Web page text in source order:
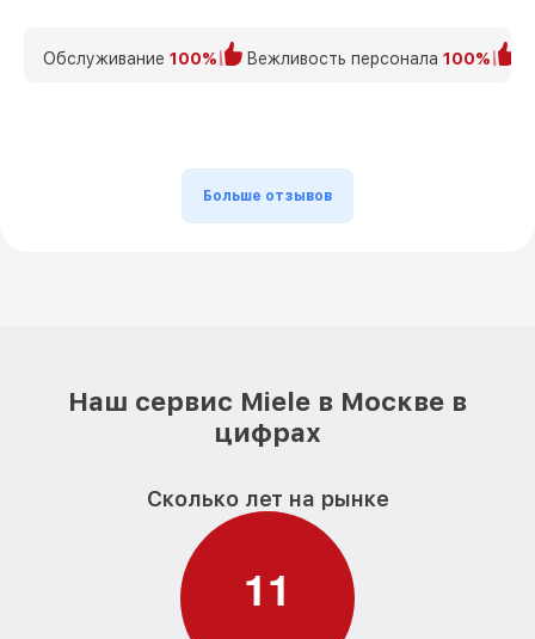
Обслуживание 100% Вежливость персонала 100%
Больше отзывов
Наш сервис Miele в Москве в
цифрах
Сколько лет на рынке
11